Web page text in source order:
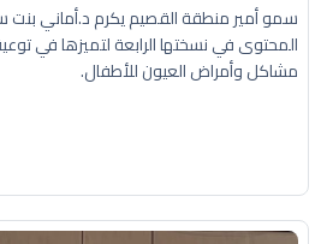
سمو أمير منطقة القصيم يكرم د.أماني بنت
المحتوى في نسختها الرابعة لتميزها في
مشاكل وأمراض العيون للأطفال.